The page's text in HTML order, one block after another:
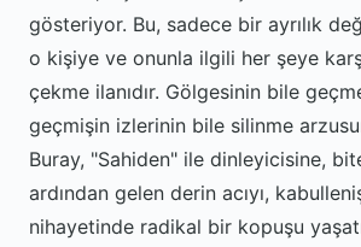
gösteriyor. Bu, sadece bir ayrılık
o kişiye ve onunla ilgili her şeye
çekme ilanıdır. Gölgesinin bile
geçmişin izlerinin bile silinme
Buray, "Sahiden" ile dinleyicisine,
ardından gelen derin acıyı,
nihayetinde radikal bir kopuşu